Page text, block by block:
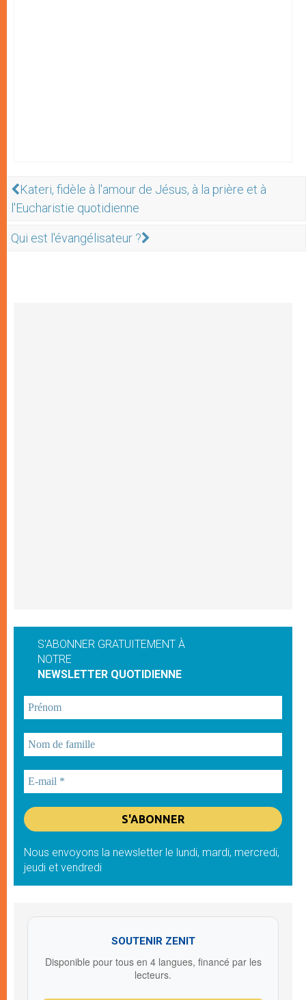
Kateri, fidèle à l'amour de Jésus, à la prière et à
l'Eucharistie quotidienne
Qui est l'évangélisateur ?
S'ABONNER GRATUITEMENT À
NOTRE
NEWSLETTER QUOTIDIENNE
Nous envoyons la newsletter le lundi, mardi, mercredi,
jeudi et vendredi
SOUTENIR ZENIT
Disponible pour tous en 4 langues, financé par les
lecteurs.